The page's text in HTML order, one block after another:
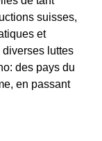
suisses,
et
luttes
des pays du
en passant